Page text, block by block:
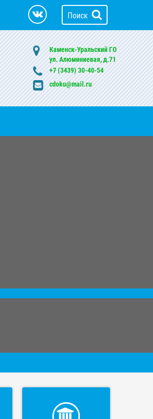
Поиск
Каменск-Уральский ГО
ул. Алюминиевая, д.71
+7 (3439) 30-40-54
cdoku@mail.ru